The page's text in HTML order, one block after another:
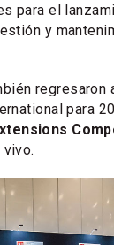
para el
y
regresaron
para